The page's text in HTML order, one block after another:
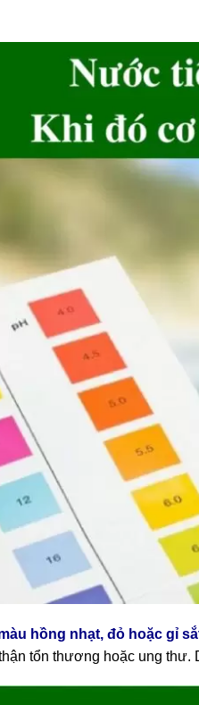
hồng nhạt, đỏ hoặc gỉ
tổn thương hoặc ung thư.